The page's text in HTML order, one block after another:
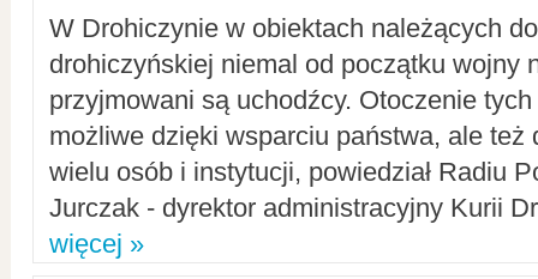
W Drohiczynie w obiektach należących
drohiczyńskiej niemal od początku wojny
przyjmowani są uchodźcy. Otoczenie
możliwe dzięki wsparciu państwa, ale też
wielu osób i instytucji, powiedział Radiu
Jurczak - dyrektor administracyjny Kurii
więcej »